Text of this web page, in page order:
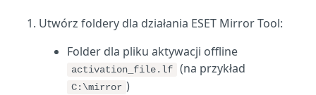
Utwórz foldery dla działania ESET Mirror Tool:
Folder dla pliku aktywacji offline
activation_file.lf (na przykład
C:\mirror )